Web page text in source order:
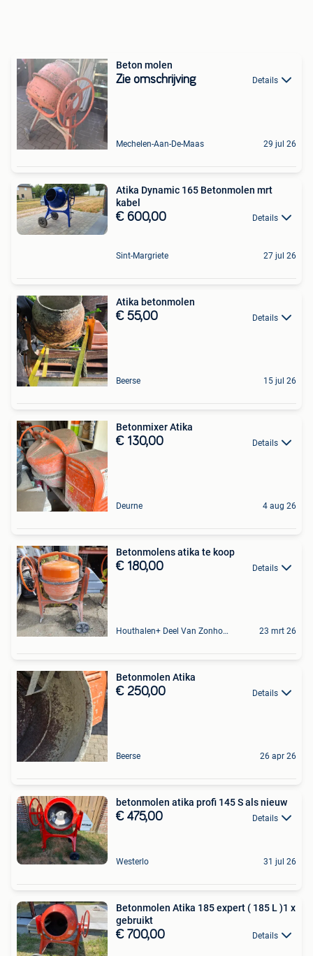
Beton molen
Zie omschrijving Details
Mechelen-Aan-De-Maas 29 jul 26
Atika Dynamic 165 Betonmolen mrt
kabel
€ 600,00 Details
Sint-Margriete 27 jul 26
Atika betonmolen
€ 55,00 Details
Beerse 15 jul 26
Betonmixer Atika
€ 130,00 Details
Deurne 4 aug 26
Betonmolens atika te koop
€ 180,00 Details
Houthalen+ Deel Van Zonhoven En Zolder 23 mrt 26
Betonmolen Atika
€ 250,00 Details
Beerse 26 apr 26
betonmolen atika profi 145 S als nieuw
€ 475,00 Details
Westerlo 31 jul 26
Betonmolen Atika 185 expert ( 185 L )1 x
gebruikt
€ 700,00 Details